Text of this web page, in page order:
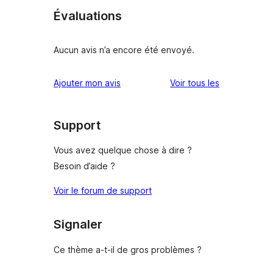
Évaluations
Aucun avis n’a encore été envoyé.
Ajouter mon avis Voir tous les
Support
Vous avez quelque chose à dire ?
Besoin d’aide ?
Voir le forum de support
Signaler
Ce thème a-t-il de gros problèmes ?